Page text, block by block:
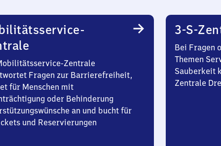
Zentrale
Fragen zur Barrierefreiheit,
für Menschen mit
oder Behinderung
an und bucht für
und Reservierungen
3-S-
Bei Fragen
Themen
Sauberkeit
Zentrale